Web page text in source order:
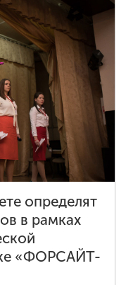
определят
в рамках
«ФОРСАЙТ-